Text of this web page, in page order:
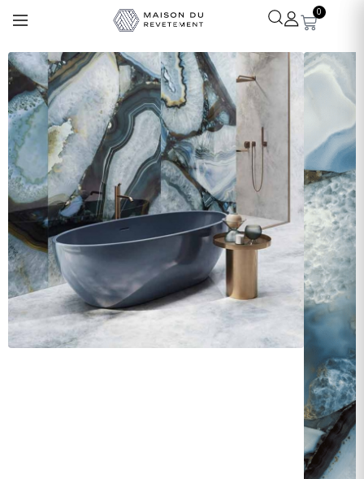
0
Léa
En ligne· Experte revêtements